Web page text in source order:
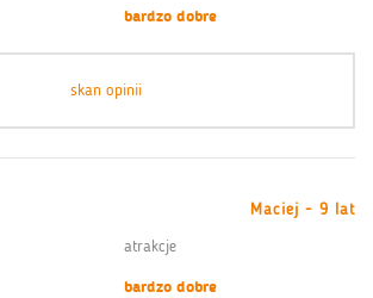
bardzo dobre
skan opinii
Maciej - 9 lat
atrakcje
bardzo dobre